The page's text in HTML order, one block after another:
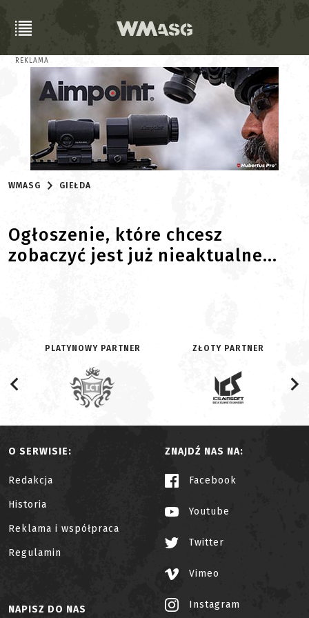
REKLAMA
WMASG GIEŁDA
Ogłoszenie, które chcesz
zobaczyć jest już nieaktualne...
PLATYNOWY PARTNER ZŁOTY PARTNER
O SERWISIE:
Redakcja
Historia
Reklama i współpraca
Regulamin
ZNAJDŹ NAS NA:
Facebook
Youtube
Twitter
Vimeo
Instagram
NAPISZ DO NAS